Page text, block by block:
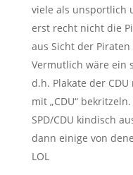
viele als unsportlich
erst recht nicht die
aus Sicht der
Vermutlich wäre ein
d.h. Plakate der CDU
mit „CDU“
SPD/CDU kindisch
dann einige von
LOL